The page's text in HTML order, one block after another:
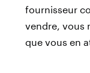
fournisseur
vendre, vous
que vous en